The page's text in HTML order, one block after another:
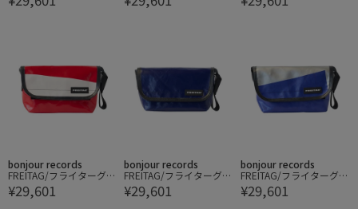
bonjour records
FREITAG/フライターグ H
AWAII FIVE-0
¥29,601
bonjour records
FREITAG/フライターグ H
AWAII FIVE-0
¥29,601
bonjour records
FREITAG/フライターグ H
AWAII FIVE-0
¥29,601